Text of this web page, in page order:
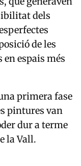
dels
de les
en espais més
primera fase
pintures van
dur a terme
la Vall.